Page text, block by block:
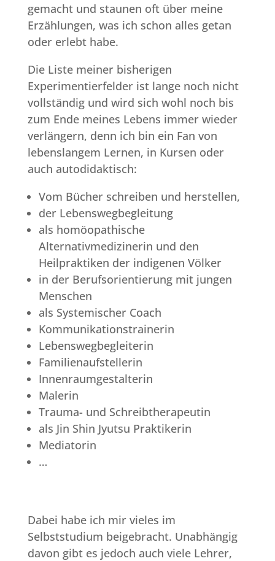
gemacht und staunen oft über meine
Erzählungen, was ich schon alles getan
oder erlebt habe.
Die Liste meiner bisherigen
Experimentierfelder ist lange noch nicht
vollständig und wird sich wohl noch bis
zum Ende meines Lebens immer wieder
verlängern, denn ich bin ein Fan von
lebenslangem Lernen, in Kursen oder
auch autodidaktisch:
Vom Bücher schreiben und herstellen,
der Lebenswegbegleitung
als homöopathische
Alternativmedizinerin und den
Heilpraktiken der indigenen Völker
in der Berufsorientierung mit jungen
Menschen
als Systemischer Coach
Kommunikationstrainerin
Lebenswegbegleiterin
Familienaufstellerin
Innenraumgestalterin
Malerin
Trauma- und Schreibtherapeutin
als Jin Shin Jyutsu Praktikerin
Mediatorin
…
Dabei habe ich mir vieles im
Selbststudium beigebracht. Unabhängig
davon gibt es jedoch auch viele Lehrer,